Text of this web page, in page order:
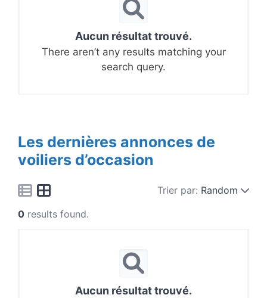
Aucun résultat trouvé.
There aren’t any results matching your
search query.
Les dernières annonces de
voiliers d’occasion
Trier par: Random
0 results found.
Aucun résultat trouvé.